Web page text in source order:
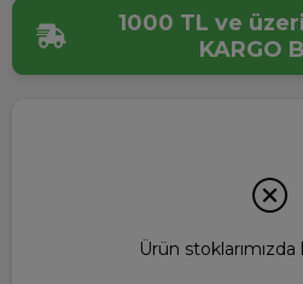
1000 TL ve
KARGO
Ürün stoklarımızda